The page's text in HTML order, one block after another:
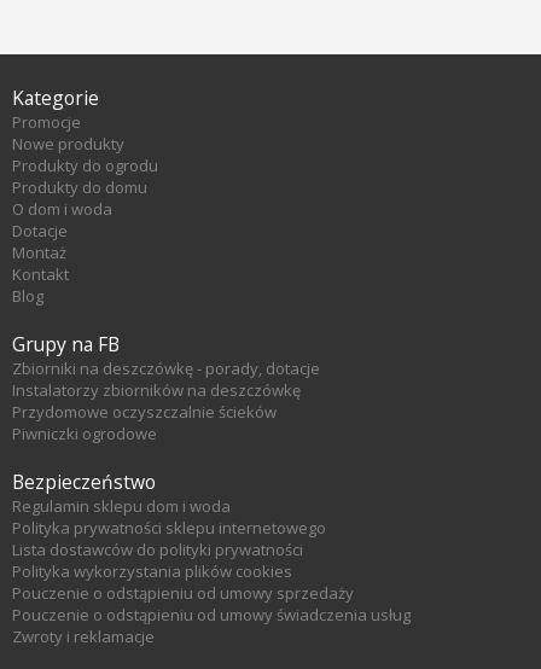
Kategorie
Promocje
Nowe produkty
Produkty do ogrodu
Produkty do domu
O dom i woda
Dotacje
Montaż
Kontakt
Blog
Grupy na FB
Zbiorniki na deszczówkę - porady, dotacje
Instalatorzy zbiorników na deszczówkę
Przydomowe oczyszczalnie ścieków
Piwniczki ogrodowe
Bezpieczeństwo
Regulamin sklepu dom i woda
Polityka prywatności sklepu internetowego
Lista dostawców do polityki prywatności
Polityka wykorzystania plików cookies
Pouczenie o odstąpieniu od umowy sprzedaży
Pouczenie o odstąpieniu od umowy świadczenia usług
Zwroty i reklamacje